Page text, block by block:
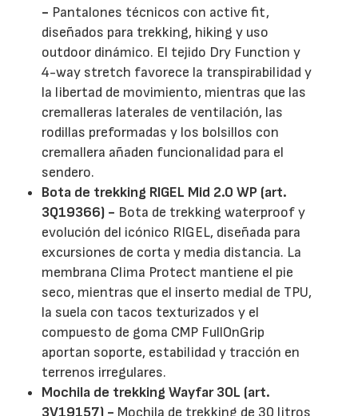
- Pantalones técnicos con active fit,
diseñados para trekking, hiking y uso
outdoor dinámico. El tejido Dry Function y
4-way stretch favorece la transpirabilidad y
la libertad de movimiento, mientras que las
cremalleras laterales de ventilación, las
rodillas preformadas y los bolsillos con
cremallera añaden funcionalidad para el
sendero.
Bota de trekking RIGEL Mid 2.0 WP (art.
3Q19366) - Bota de trekking waterproof y
evolución del icónico RIGEL, diseñada para
excursiones de corta y media distancia. La
membrana Clima Protect mantiene el pie
seco, mientras que el inserto medial de TPU,
la suela con tacos texturizados y el
compuesto de goma CMP FullOnGrip
aportan soporte, estabilidad y tracción en
terrenos irregulares.
Mochila de trekking Wayfar 30L (art.
3V19157) - Mochila de trekking de 30 litros